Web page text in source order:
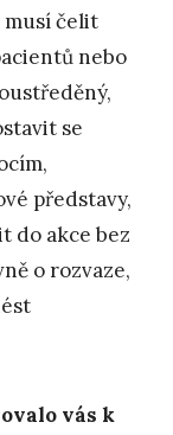
musí čelit
nebo
se
představy,
do akce bez
o rozvaze,
vás k